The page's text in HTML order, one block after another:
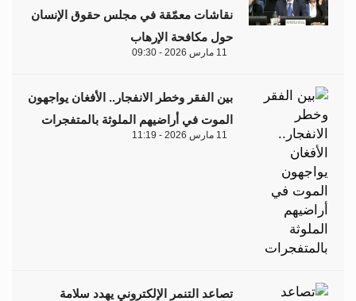
نقاشات معمّقة في مجلس حقوق الإنسان
حول مكافحة الإرهاب
11 مارس 2026 - 09:30
بين الفقر وخطر الانفجار.. الأفغان يواجهون
الموت في أراضيهم الملوثة بالمتفجرات
11 مارس 2026 - 11:19
تصاعد التنمر الإلكتروني يهدد سلامة